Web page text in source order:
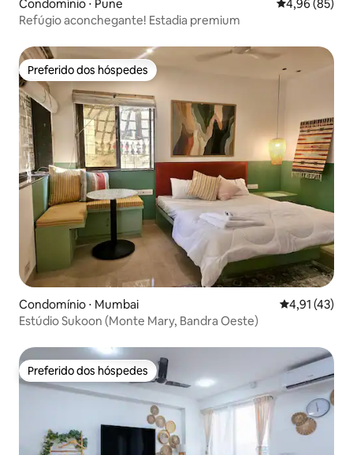
Condomínio ⋅ Pune 4,96 de uma
4,96 (85)
Refúgio aconchegante! Estadia premium
Preferido dos hóspedes
Preferido dos hóspedes
Condomínio ⋅ Mumbai 4,91 de uma
4,91 (43)
Estúdio Sukoon (Monte Mary, Bandra Oeste)
Preferido dos hóspedes
Preferido dos hóspedes